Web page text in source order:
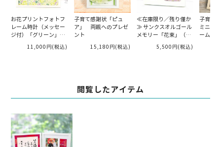
お花プリントフォトフ
レーム時計（メッセー
ジ付）「グリーン」｜
11,000円(税込)
子育て感謝状「ピュ
ア」 両親へのプレゼ
ント
15,180円(税込)
≪在庫限り／残り僅か
≫ サンクスオルゴール
メモリー「花束」（フ
へのプレゼント
5,500円(税込)
子育て
ミニョ
ームタ
閲覧したアイテム